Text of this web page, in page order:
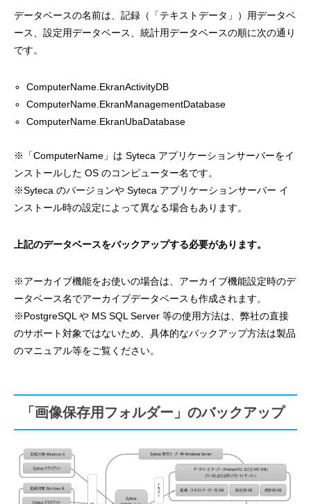
データベースの名前は、記録（「テキストデータ」）用データベ
ース、設定用データベース、統計用データベースの順に次の通り
です。
ComputerName.EkranActivityDB
ComputerName.EkranManagementDatabase
ComputerName.EkranUbaDatabase
※「ComputerName」は Syteca アプリケーションサーバーをイ
ンストールした OS のコンピューター名です。
※Syteca のバージョンや Syteca アプリケーションサーバー イ
ンストール時の設定によって異なる場合もあります。
上記のデータベースをバックアップする必要があります。
※アーカイブ機能をお使いの場合は、アーカイブ機能設定時のデ
ータベース名でアーカイブデータベースも作成されます。
※PostgreSQL や MS SQL Server 等の使用方法は、弊社の直接
のサポート対象ではないため、具体的なバックアップ方法は製品
のマニュアル等をご覧ください。
「画像保存用フォルダー」のバックアップ